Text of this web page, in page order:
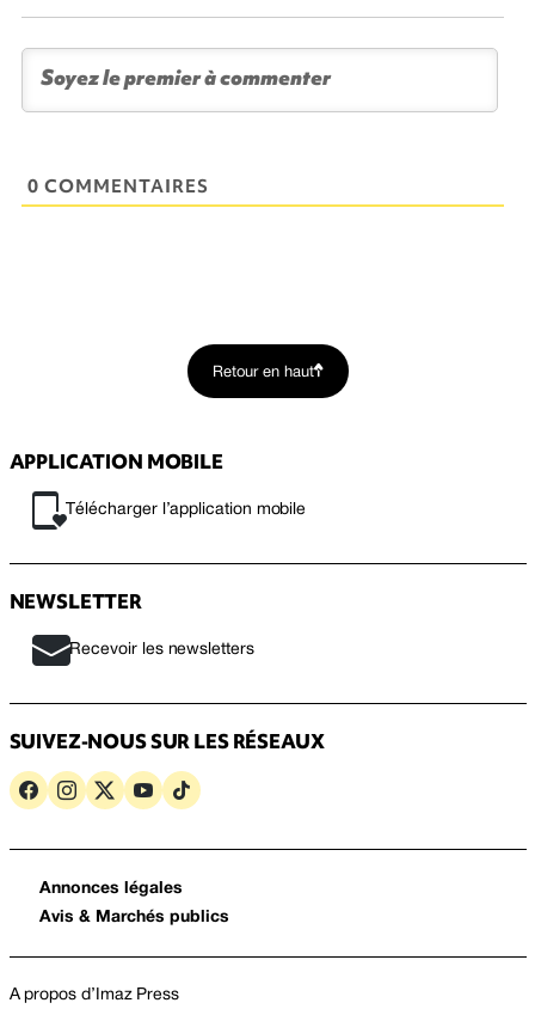
0 COMMENTAIRES
Retour en haut
APPLICATION MOBILE
Télécharger l’application mobile
NEWSLETTER
Recevoir les newsletters
SUIVEZ-NOUS SUR LES RÉSEAUX
Annonces légales
Avis & Marchés publics
A propos d’Imaz Press